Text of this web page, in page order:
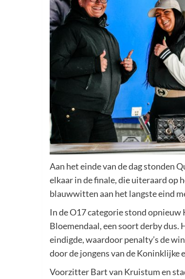
Aan het einde van de dag stonden
elkaar in de finale, die uiteraard op
blauwwitten aan het langste eind
In de O17 categorie stond
Bloemendaal, een soort derby dus.
eindigde, waardoor penalty’s de
door de jongens van de Koninklijke
Voorzitter Bart van Kruistum en